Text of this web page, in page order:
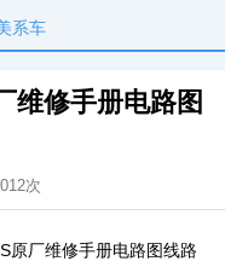
系车
维修手册电路图
次
原厂维修手册电路图线路